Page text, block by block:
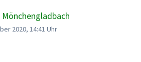
2020, 14:41 Uhr